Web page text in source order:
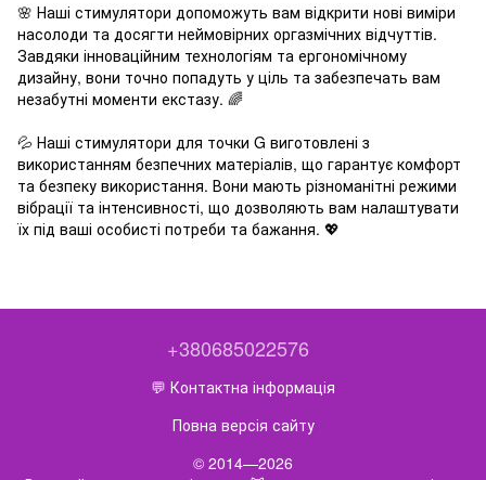
🌸 Наші стимулятори допоможуть вам відкрити нові виміри
насолоди та досягти неймовірних оргазмічних відчуттів.
Завдяки інноваційним технологіям та ергономічному
дизайну, вони точно попадуть у ціль та забезпечать вам
незабутні моменти екстазу. 🌈
💦 Наші стимулятори для точки G виготовлені з
використанням безпечних матеріалів, що гарантує комфорт
та безпеку використання. Вони мають різноманітні режими
вібрації та інтенсивності, що дозволяють вам налаштувати
їх під ваші особисті потреби та бажання. 💖
+380685022576
💬 Контактна інформація
Повна версія сайту
© 2014—2026